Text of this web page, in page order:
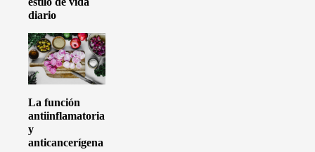
diario
La función
antiinflamatoria
y
anticancerígena